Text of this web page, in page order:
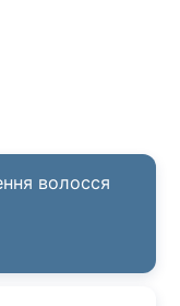
волосся
заходів для
на сайті прайс-
вказаними на